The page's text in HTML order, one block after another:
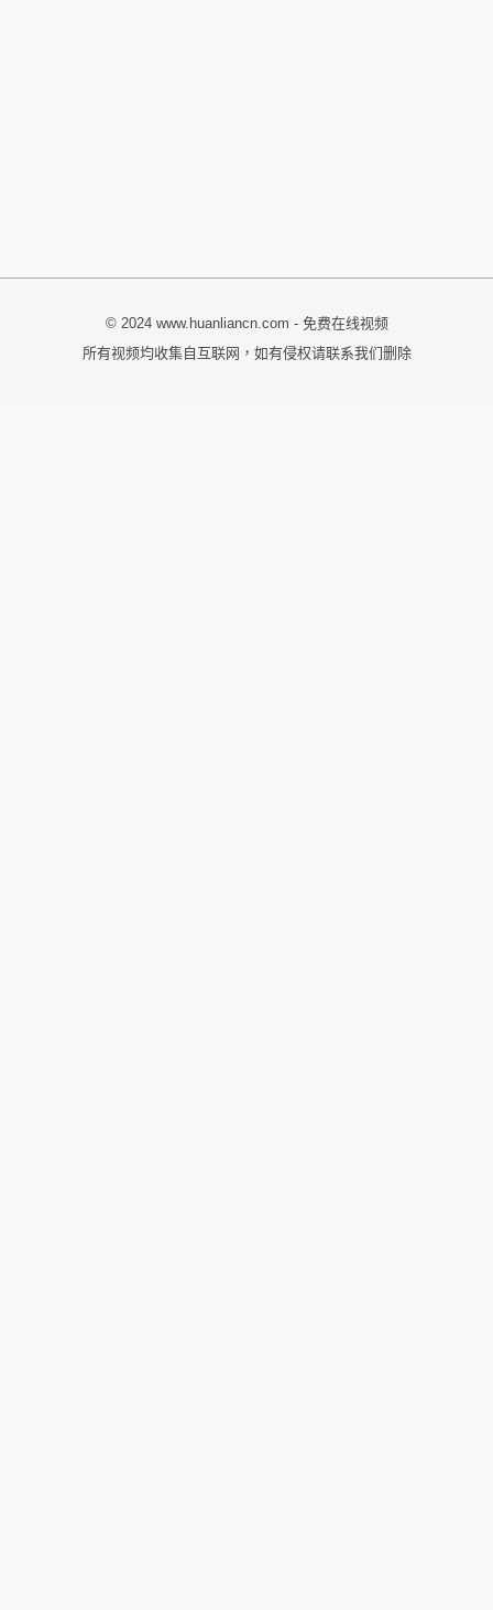
© 2024 www.huanliancn.com - 免费在线视频
所有视频均收集自互联网，如有侵权请联系我们删除